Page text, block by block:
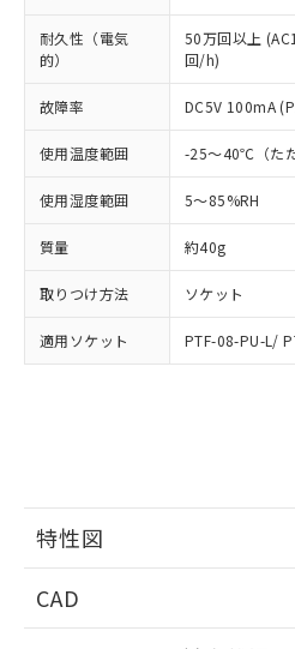
耐久性（電気
的）
50万回以上
回/h)
故障率 DC5V 100mA
使用温度範囲 -25～40℃（た
使用湿度範囲 5～85%RH
質量 約40g
取りつけ方法 ソケット
適用ソケット PTF-08-PU-L/
特性図
開閉容量
CAD
ご相談ください。
オムロン制御機器
点は「販売ネット
ください。
在庫状況および標
事前の承諾なく第
示しないようお願
マイパーツ機能（
ビス）をご利用い
メンバーズにご登
あります。
お客様が当ウェブ
登録された部品リ
および当社の共同
用者の範囲」に記
但し、RoHS指令で産業用監視
適用除外項目は除く。
フタル酸エステル類の４物質に
図的な使用がないことを確認し
※2 対応予定月
部品在庫の切り替え状況
月が前後することがあり
※3 非含有証明書ダ
下記の非含有証明書を
ものではありません。
また、RoHS指令のフ
荷製品に未対応品が混
DEHP(フタル酸ビス(2-エチル
※2 環境保護使用期限
「ｅ」：有害物質（10
準値以下であることを示
「10」：通常の使用状況
質が外部に漏えいし、
及ぼさない年数を意味し
「－」：未確認です。
い合わせください。
当社は貴社製品を
ル、化学兵器、生
武器並びにこれら
使用いたしません。
当社は、貴社製品
場合は、上記1、
該第三者に通知し
販売先および販売
法に輸出するおそ
り引きをいたしませ
－
在庫なし(最
いては、お客
たはお客様担
機器販売店・
認ください)
空
受注生産機種
情報を公開し